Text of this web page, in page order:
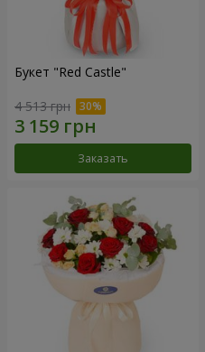
Букет "Red Castle"
4 513 грн
Заказать